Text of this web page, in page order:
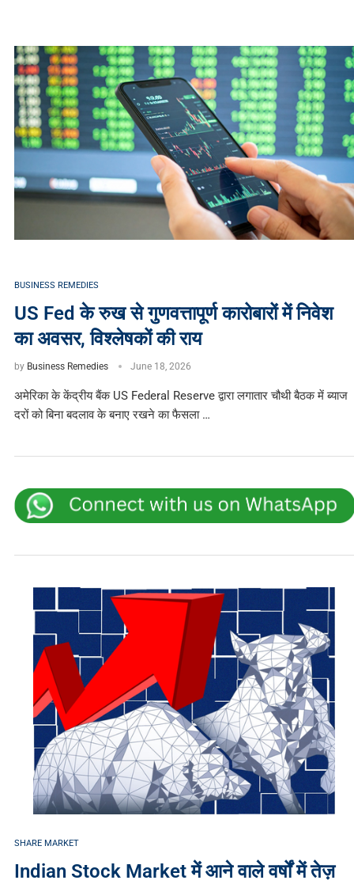
BUSINESS REMEDIES
US Fed के रुख से गुणवत्तापूर्ण कारोबारों में निवेश
का अवसर, विश्लेषकों की राय
by Business Remedies June 18, 2026
अमेरिका के केंद्रीय बैंक US Federal Reserve द्वारा लगातार चौथी बैठक में ब्याज
दरों को बिना बदलाव के बनाए रखने का फैसला …
SHARE MARKET
Indian Stock Market में आने वाले वर्षों में तेज़